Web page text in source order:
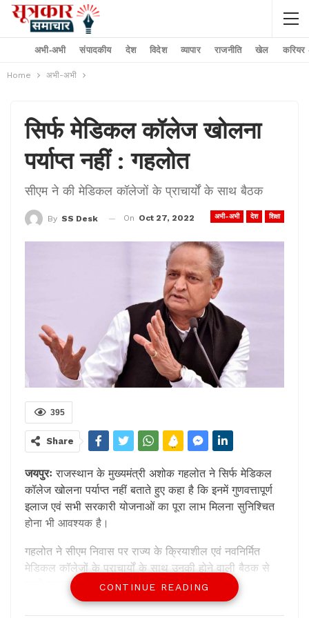
अभी-अभी संपादकीय देश विदेश व्यापार राजनीति खेल करियर
Home अभी-अभी
सिर्फ मेडिकल कॉलेज खोलना
पर्याप्त नहीं : गहलोत
सीएम ने की मेडिकल कॉलेजों के प्राचार्यों के साथ बैठक
अभी-अभी देश शिक्षा
By SS Desk On Oct 27, 2022
395
Share
जयपुरः राजस्थान के मुख्यमंत्री अशोक गहलोत ने सिर्फ मेडिकल
कॉलेज खोलना पर्याप्त नहीं बताते हुए कहा है कि इनमें गुणवत्तापूर्ण
इलाज एवं सभी सरकारी योजनाओं का पूरा लाभ मिलना सुनिश्चित
होना भी आवश्यक है।
गहलोत ने सीएम निवास पर राज्य के क्रियाशील एवं नवनिर्मित
मेडिकल कॉलेजों के प्राचार्यों के साथ उनकी होने वाली बैठक से
पहले यह बात कही।
मुख्यमंत्री ने कहा कि हमारा स्पष्ट मत है कि सिर्फ मेडिकल कॉलेज
CONTINUE READING